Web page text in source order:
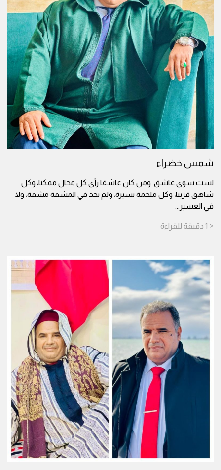
شمس خضراء
لست سوى عاشق. ومن كان عاشقا رأى كل محال ممكنا، وكل
شاهق قريبا، وكل ملحمة يسيرة، ولم يجد في المشقة مشقة، ولا
في العسير ...
< 1 دقيقة للقراءة